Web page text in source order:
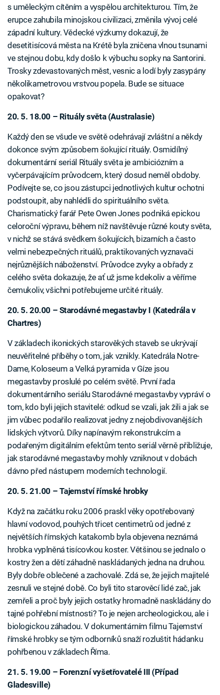
s uměleckým cítěním a vyspělou architekturou. Tím, že
erupce zahubila minojskou civilizaci, změnila vývoj celé
západní kultury. Vědecké výzkumy dokazují, že
desetitisícová města na Krétě byla zničena vlnou tsunami
ve stejnou dobu, kdy došlo k výbuchu sopky na Santorini.
Trosky zdevastovaných měst, vesnic a lodí byly zasypány
několikametrovou vrstvou popela. Bude se situace
opakovat?
20. 5. 18.00 – Rituály světa (Australasie)
Každý den se všude ve světě odehrávají zvláštní a někdy
dokonce svým způsobem šokující rituály. Osmidílný
dokumentární seriál Rituály světa je ambiciózním a
vyčerpávajícím průvodcem, který dosud neměl obdoby.
Podívejte se, co jsou zástupci jednotlivých kultur ochotni
podstoupit, aby nahlédli do spirituálního světa.
Charismatický farář Pete Owen Jones podniká epickou
celoroční výpravu, během níž navštěvuje různé kouty světa,
v nichž se stává svědkem šokujících, bizarních a často
velmi nebezpečných rituálů, praktikovaných vyznavači
nejrůznějších náboženství. Průvodce zvyky a obřady z
celého světa dokazuje, že ať už jsme kdekoliv a věříme
čemukoliv, všichni potřebujeme určité rituály.
20. 5. 20.00 – Starodávné megastavby I (Katedrála v
Chartres)
V základech ikonických starověkých staveb se ukrývají
neuvěřitelné příběhy o tom, jak vznikly. Katedrála Notre-
Dame, Koloseum a Velká pyramida v Gíze jsou
megastavby proslulé po celém světě. První řada
dokumentárního seriálu Starodávné megastavby vypráví o
tom, kdo byli jejich stavitelé: odkud se vzali, jak žili a jak se
jim vůbec podařilo realizovat jedny z nejobdivovanějších
lidských výtvorů. Díky napínavým rekonstrukcím a
podařeným digitálním efektům tento seriál věrně přibližuje,
jak starodávné megastavby mohly vzniknout v dobách
dávno před nástupem moderních technologií.
20. 5. 21.00 – Tajemství římské hrobky
Když na začátku roku 2006 praskl věky opotřebovaný
hlavní vodovod, pouhých třicet centimetrů od jedné z
největších římských katakomb byla objevena neznámá
hrobka vyplněná tisícovkou koster. Většinou se jednalo o
kostry žen a dětí záhadně naskládaných jedna na druhou.
Byly dobře oblečené a zachovalé. Zdá se, že jejich majitelé
zesnuli ve stejné době. Co byli tito starověcí lidé zač, jak
zemřeli a proč byly jejich ostatky hromadně naskládány do
tajné pohřební místnosti? To je nejen archeologickou, ale i
biologickou záhadou. V dokumentárním filmu Tajemství
římské hrobky se tým odborníků snaží rozluštit hádanku
pohřbenou v základech Říma.
21. 5. 19.00 – Forenzní vyšetřovatelé III (Případ
Gladesville)